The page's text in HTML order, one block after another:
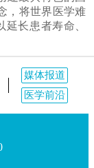
，将世界医学难
长患者寿命、
媒体报道
医学前沿